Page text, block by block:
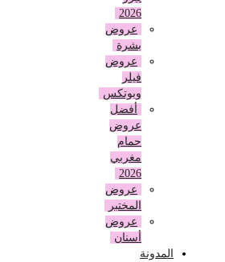
عروض
بشرة
عروض
وبوتكس
أفضل
عروض
حمام
مغربي
عروض
المختبر
عروض
أسنان
المدونة